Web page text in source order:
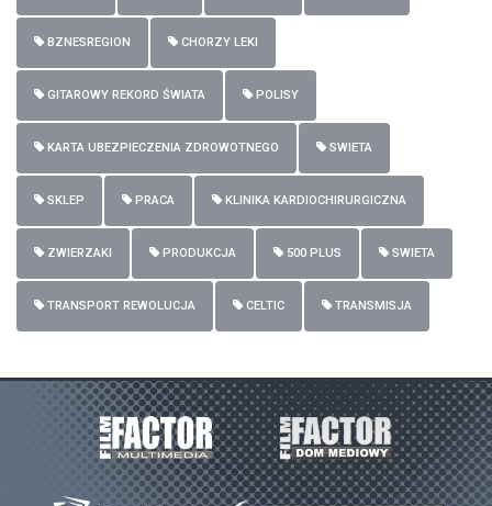
BZNESREGION CHORZY LEKI
GITAROWY REKORD ŚWIATA POLISY
KARTA UBEZPIECZENIA ZDROWOTNEGO SWIETA
SKLEP PRACA KLINIKA KARDIOCHIRURGICZNA
ZWIERZAKI PRODUKCJA 500 PLUS SWIETA
TRANSPORT REWOLUCJA CELTIC TRANSMISJA